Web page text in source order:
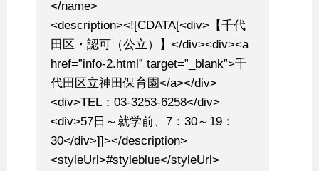
</name>
<description><![CDATA[<div>【千代
田区・認可（公立）】</div><div><a
href=”info-2.html” target=”_blank”>千
代田区立神田保育園</a></div>
<div>TEL：03-3253-6258</div>
<div>57日～就学前、7：30～19：
30</div>]]></description>
<styleUrl>#styleblue</styleUrl>